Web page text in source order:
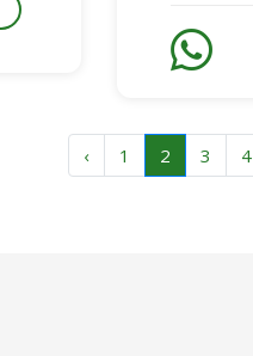
‹ 1 2 3 4